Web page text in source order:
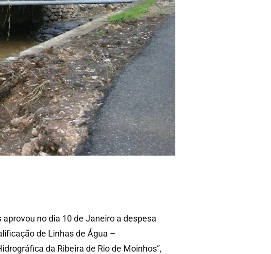
no dia 10 de Janeiro a despesa
de Linhas de Água –
da Ribeira de Rio de Moinhos”,